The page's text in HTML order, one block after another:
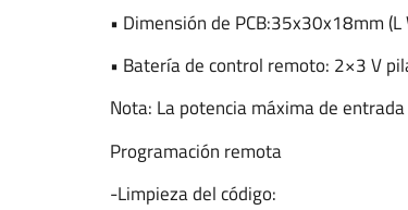
• Dimensión de PCB:35x30x18mm (L
• Batería de control remoto: 2×3 V
Nota: La potencia máxima de
Programación remota
-Limpieza del código: